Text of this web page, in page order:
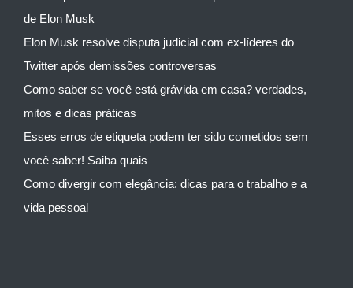
de Elon Musk
Elon Musk resolve disputa judicial com ex-líderes do
Twitter após demissões controversas
Como saber se você está grávida em casa? verdades,
mitos e dicas práticas
Esses erros de etiqueta podem ter sido cometidos sem
você saber! Saiba quais
Como divergir com elegância: dicas para o trabalho e a
vida pessoal